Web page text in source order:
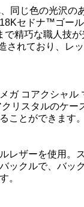
同じ色の光沢の
セドナ™ゴール
で精巧な職人技が
されており、レッ
ガ コアクシャル
リスタルのケー
ことができます。
レザーを使用。ス
ックルで、バック
。